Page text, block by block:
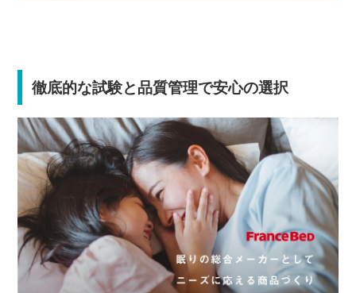
徹底的な試験と品質管理で安心の選択